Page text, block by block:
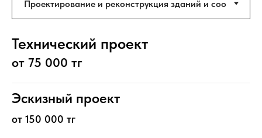
Технический проект
от 75 000 тг
Эскизный проект
от 150 000 тг